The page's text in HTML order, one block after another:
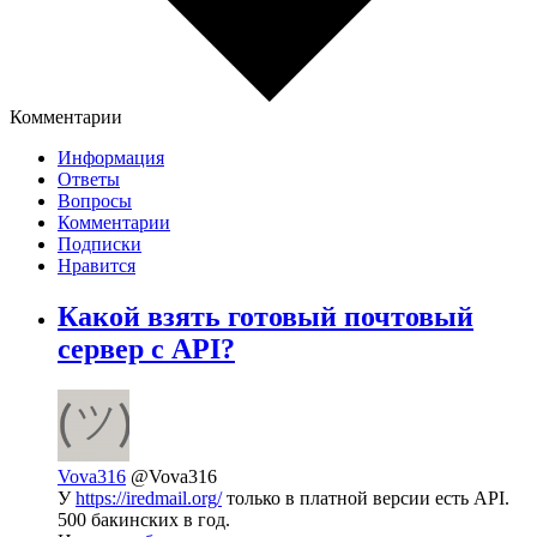
Комментарии
Информация
Ответы
Вопросы
Комментарии
Подписки
Нравится
Какой взять готовый почтовый
сервер с API?
Vova316 @Vova316
Уhttps://iredmail.org/только в платной версии есть API.
500 бакинских в год.